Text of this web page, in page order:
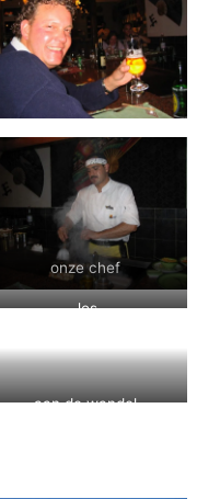
onze chef
Jos
aan de wandel